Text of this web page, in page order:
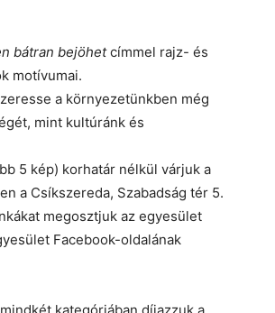
bátran bejöhetcímmel rajz- és
motívumai.
a környezetünkben még
mint kultúránk és
5 kép) korhatár nélkül várjuk a
a Csíkszereda, Szabadság tér 5.
megosztjuk az egyesület
Facebook-oldalának